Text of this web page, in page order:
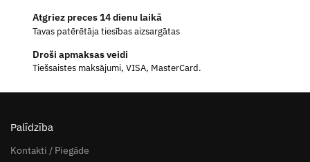
Atgriez preces 14 dienu laikā
Tavas patērētāja tiesības aizsargātas
Droši apmaksas veidi
Tiešsaistes maksājumi, VISA, MasterCard.
Palīdzība
Kontakti / Piegāde